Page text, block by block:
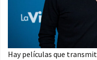
Hay películas que